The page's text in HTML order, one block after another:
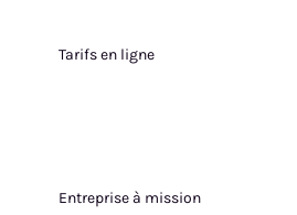
Tarifs en ligne
Entreprise à mission